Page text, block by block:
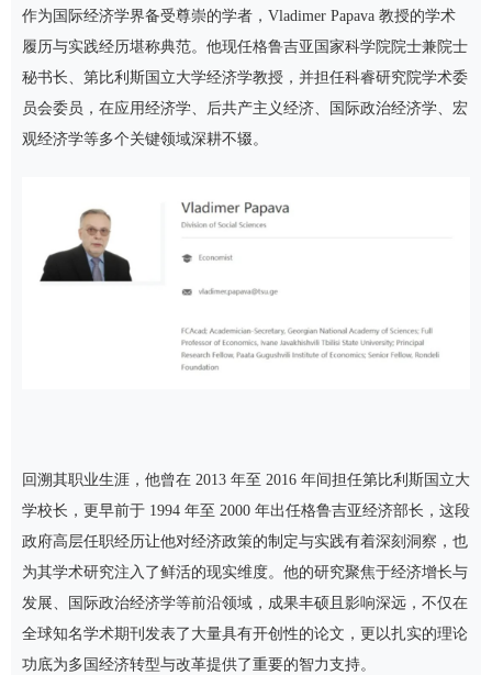
作为国际经济学界备受尊崇的学者，Vladimer Papava 教授的学术
履历与实践经历堪称典范。他现任格鲁吉亚国家科学院院士兼院士
秘书长、第比利斯国立大学经济学教授，并担任科睿研究院学术委
员会委员，在应用经济学、后共产主义经济、国际政治经济学、宏
观经济学等多个关键领域深耕不辍。
回溯其职业生涯，他曾在 2013 年至 2016 年间担任第比利斯国立大
学校长，更早前于 1994 年至 2000 年出任格鲁吉亚经济部长，这段
政府高层任职经历让他对经济政策的制定与实践有着深刻洞察，也
为其学术研究注入了鲜活的现实维度。他的研究聚焦于经济增长与
发展、国际政治经济学等前沿领域，成果丰硕且影响深远，不仅在
全球知名学术期刊发表了大量具有开创性的论文，更以扎实的理论
功底为多国经济转型与改革提供了重要的智力支持。